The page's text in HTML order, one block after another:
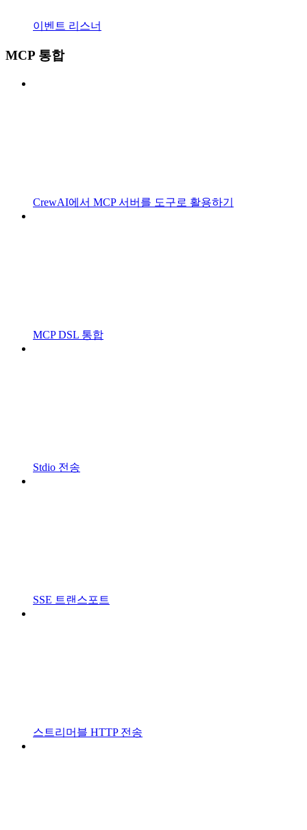
이벤트 리스너
MCP 통합
CrewAI에서 MCP 서버를 도구로 활용하기
MCP DSL 통합
Stdio 전송
SSE 트랜스포트
스트리머블 HTTP 전송